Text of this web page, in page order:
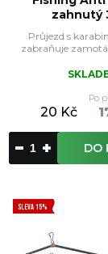
zahnutý
Průjezd s
zabraňuje
20 Kč
Po
DO
SLEVA 15%